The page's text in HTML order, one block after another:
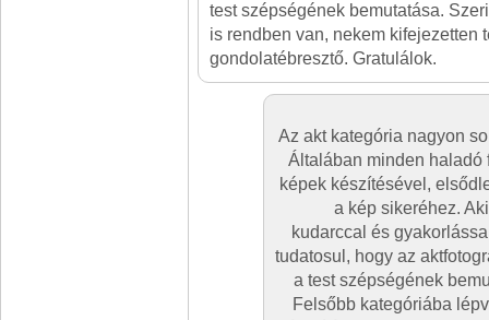
test szépségének bemutatása.
is rendben van, nekem kifejezetten
gondolatébresztő. Gratulálok.
Az akt kategória nagyon
Általában minden haladó
képek készítésével,
a kép sikeréhez.
kudarccal és
tudatosul, hogy az
a test szépségének
Felsőbb kategóriába